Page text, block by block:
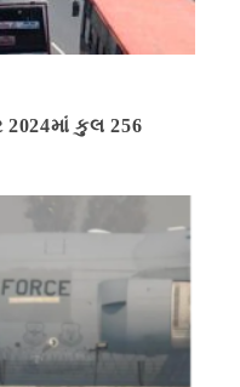
2024માં કુલ 256